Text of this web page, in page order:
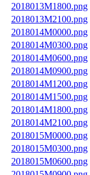
2018013M1800.png
2018013M2100.png
2018014M0000.png
2018014M0300.png
2018014M0600.png
2018014M0900.png
2018014M1200.png
2018014M1500.png
2018014M1800.png
2018014M2100.png
2018015M0000.png
2018015M0300.png
2018015M0600.png